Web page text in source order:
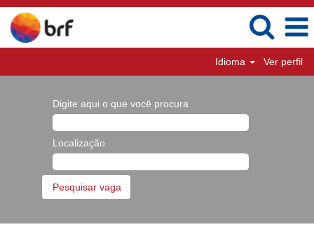
Idioma Ver perfil
Digite aqui o que você procura
Localização